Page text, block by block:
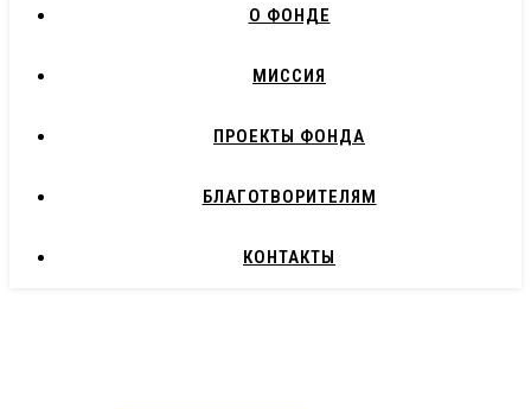
О ФОНДЕ
МИССИЯ
ПРОЕКТЫ ФОНДА
БЛАГОТВОРИТЕЛЯМ
КОНТАКТЫ